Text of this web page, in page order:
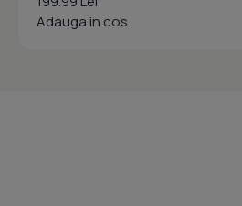
Adauga in cos